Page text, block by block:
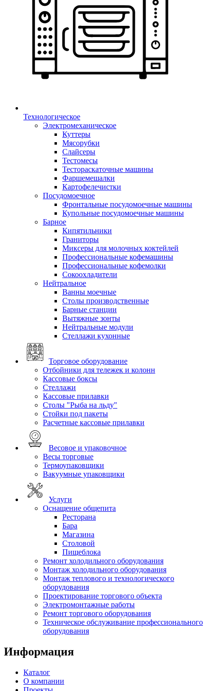
Технологическое
Электромеханическое
Куттеры
Мясорубки
Слайсеры
Тестомесы
Тестораскаточные машины
Фаршемешалки
Картофелечистки
Посудомоечное
Фронтальные посудомоечные машины
Купольные посудомоечные машины
Барное
Кипятильники
Граниторы
Миксеры для молочных коктейлей
Профессиональные кофемашины
Профессиональные кофемолки
Сокоохладители
Нейтральное
Ванны моечные
Столы производственные
Барные станции
Вытяжные зонты
Нейтральные модули
Стеллажи кухонные
Торговое оборудование
Отбойники для тележек и колонн
Кассовые боксы
Стеллажи
Кассовые прилавки
Столы "Рыба на льду"
Стойки под пакеты
Расчетные кассовые прилавки
Весовое и упаковочное
Весы торговые
Термоупаковщики
Вакуумные упаковщики
Услуги
Оснащение общепита
Ресторана
Бара
Магазина
Столовой
Пищеблока
Ремонт холодильного оборудования
Монтаж холодильного оборудования
Монтаж теплового и технологического
оборудования
Проектирование торгового объекта
Электромонтажные работы
Ремонт торгового оборудования
Техническое обслуживание профессионального
оборудования
Информация
Каталог
О компании